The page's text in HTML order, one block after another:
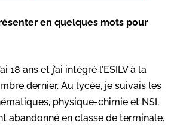
en quelques mots pour
18 ans et j’ai intégré l’ESILV à la
dernier. Au lycée, je suivais les
physique-chimie et NSI,
abandonné en classe de terminale.